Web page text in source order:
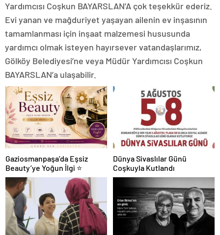
Yardımcısı Coşkun BAYARSLAN’A çok teşekkür ederiz.
Evi yanan ve mağduriyet yaşayan ailenin ev inşasının
tamamlanması için inşaat malzemesi hususunda
yardımcı olmak isteyen hayırsever vatandaşlarımız,
Gölköy Belediyesi’ne veya Müdür Yardımcısı Coşkun
BAYARSLAN’a ulaşabilir.
Gaziosmanpaşa’da Eşsiz
Beauty’ye Yoğun İlgi ⭐
Dünya Sivaslılar Günü
Coşkuyla Kutlandı